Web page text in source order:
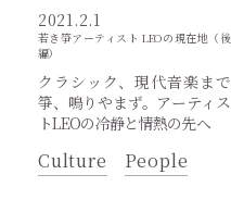
2021.2.1
若き箏アーティスト LEOの現在地（後
編）
クラシック、現代音楽まで
箏、鳴りやまず。アーティス
トLEOの冷静と情熱の先へ
Culture People